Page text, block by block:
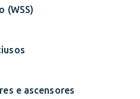
(WSS)
e ascensores